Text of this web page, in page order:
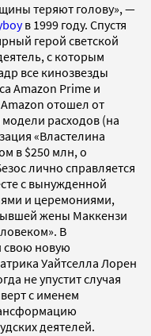
теряют голову», —
в 1999 году. Спустя
герой светской
с которым
все кинозвезды
Amazon Prime и
отошел от
расходов (на
«Властелина
в $250 млн, о
лично справляется
с вынужденной
и церемониями,
жены Маккензи
В
свою новую
Уайтселла Лорен
не упустит случая
с именем
деятелей.